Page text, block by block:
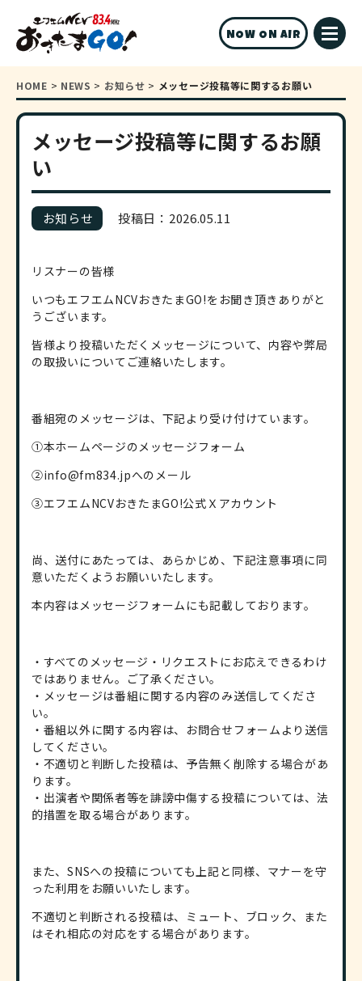
NOW ON AIR
HOME > NEWS > お知らせ > メッセージ投稿等に関するお願い
メッセージ投稿等に関するお願
い
お知らせ 投稿日：2026.05.11
リスナーの皆様
いつもエフエムNCVおきたまGO!をお聞き頂きありがと
うございます。
皆様より投稿いただくメッセージについて、内容や弊局
の取扱いについてご連絡いたします。
番組宛のメッセージは、下記より受け付けています。
①本ホームページのメッセージフォーム
②info@fm834.jpへのメール
③エフエムNCVおきたまGO!公式Ｘアカウント
尚、送付にあたっては、あらかじめ、下記注意事項に同
意いただくようお願いいたします。
本内容はメッセージフォームにも記載しております。
・すべてのメッセージ・リクエストにお応えできるわけ
ではありません。ご了承ください。
・メッセージは番組に関する内容のみ送信してくださ
い。
・番組以外に関する内容は、お問合せフォームより送信
してください。
・不適切と判断した投稿は、予告無く削除する場合があ
ります。
・出演者や関係者等を誹謗中傷する投稿については、法
的措置を取る場合があります。
また、SNSへの投稿についても上記と同様、マナーを守
った利用をお願いいたします。
不適切と判断される投稿は、ミュート、ブロック、また
はそれ相応の対応をする場合があります。